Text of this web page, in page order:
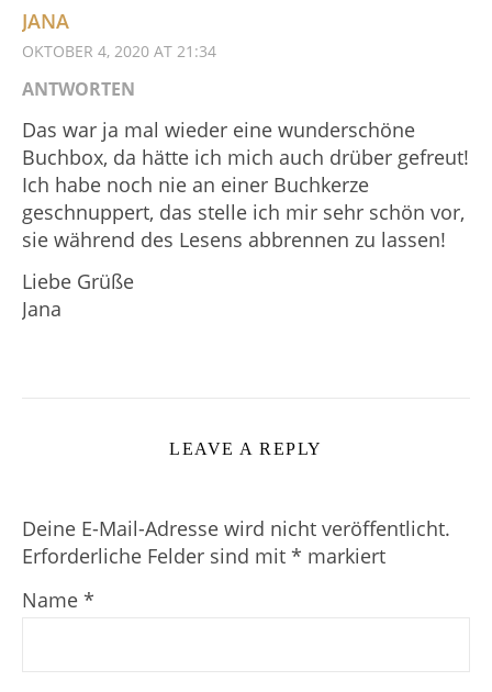
JANA
OKTOBER 4, 2020 AT 21:34
ANTWORTEN
Das war ja mal wieder eine wunderschöne
Buchbox, da hätte ich mich auch drüber gefreut!
Ich habe noch nie an einer Buchkerze
geschnuppert, das stelle ich mir sehr schön vor,
sie während des Lesens abbrennen zu lassen!
Liebe Grüße
Jana
LEAVE A REPLY
Deine E-Mail-Adresse wird nicht veröffentlicht.
Erforderliche Felder sind mit * markiert
Name *